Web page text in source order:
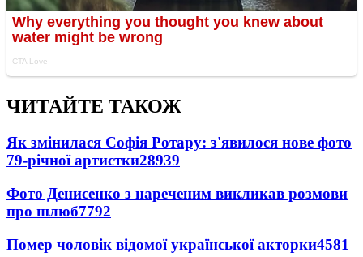
ЧИТАЙТЕ ТАКОЖ
Як змінилася Софія Ротару: з'явилося нове фото
79-річної артистки28939
Фото Денисенко з нареченим викликав розмови
про шлюб7792
Помер чоловік відомої української акторки4581